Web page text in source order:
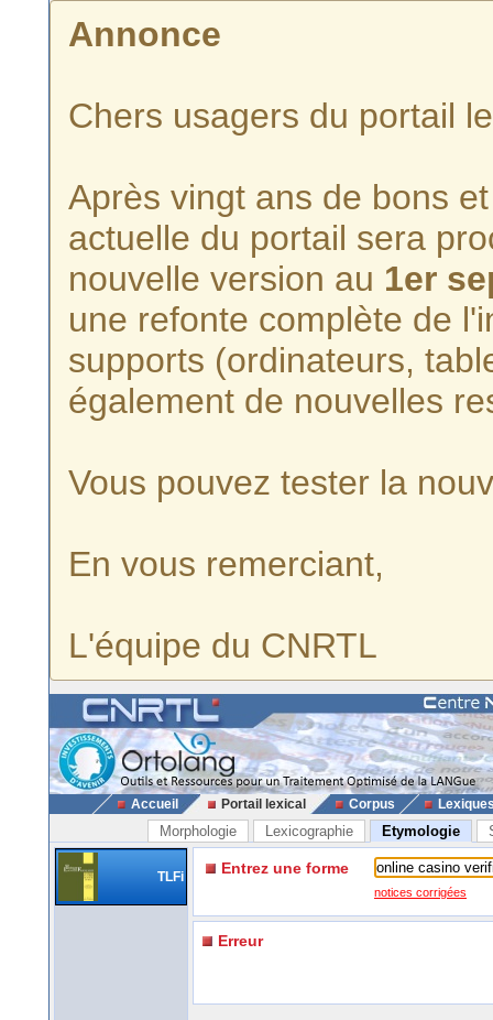
Annonce
Chers usagers du portail
Après vingt ans de bons
actuelle du portail sera
nouvelle version au 1er
une refonte complète de
supports (ordinateurs,
également de nouvelles
Vous pouvez tester la
En vous remerciant,
L'équipe du CNRTL
Accueil Portail lexical Corpus
Morphologie Lexicographie Etymologie
TLFi Entrez une forme
notices corrigées
Erreur